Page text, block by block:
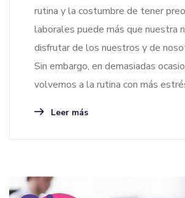
rutina y la costumbre de tener
laborales puede más que nuestra
disfrutar de los nuestros y de
Sin embargo, en demasiadas
volvemos a la rutina con más
Leer más